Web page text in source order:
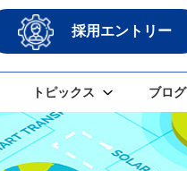
採用エントリー
トピックス ブログ